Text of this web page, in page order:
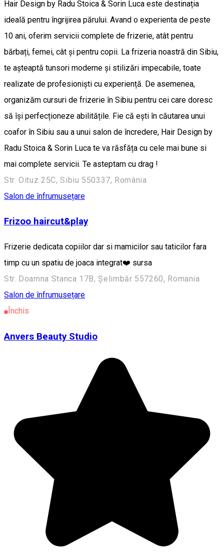
Hair Design by Radu Stoica & Sorin Luca este destinația
ideală pentru îngrijirea părului. Avand o experienta de peste
10 ani, oferim servicii complete de frizerie, atât pentru
bărbați, femei, cât și pentru copii. La frizeria noastră din Sibiu,
te așteaptă tunsori moderne și stilizări impecabile, toate
realizate de profesioniști cu experiență. De asemenea,
organizăm cursuri de frizerie în Sibiu pentru cei care doresc
să își perfecționeze abilitățile. Fie că ești în căutarea unui
coafor în Sibiu sau a unui salon de încredere, Hair Design by
Radu Stoica & Sorin Luca te va răsfăța cu cele mai bune si
mai complete servicii. Te asteptam cu drag !
Str. Oituz 25C, Sibiu 550337, România
Salon de înfrumusețare
Frizoo haircut&play
Frizerie dedicata copiilor dar si mamicilor sau taticilor fara
timp cu un spatiu de joaca integrat❤️ sursa
Str. Doamna Stanca 17B, Șelimbăr 557260, Romania
Salon de înfrumusețare
Închis
Anvers Beauty Studio